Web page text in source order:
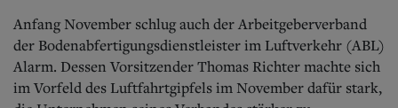
Anfang November schlug auch der Arbeitgeberverband
der Bodenabfertigungsdienstleister im Luftverkehr (ABL)
Alarm. Dessen Vorsitzender Thomas Richter machte sich
im Vorfeld des Luftfahrtgipfels im November dafür stark,